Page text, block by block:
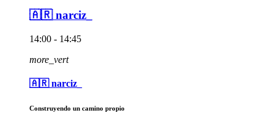
🇦🇷 narciz_
14:00 - 14:45
more_vert
🇦🇷 narciz_
Construyendo un camino propio